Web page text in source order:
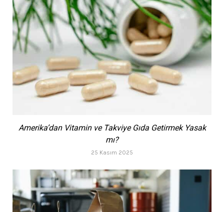
Amerika’dan Vitamin ve Takviye Gıda Getirmek Yasak
mı?
25 Kasım 2025